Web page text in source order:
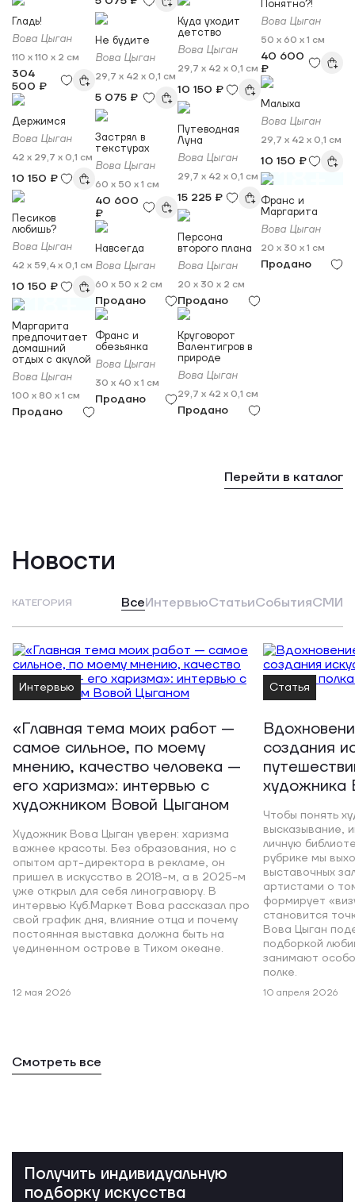
Гладь!
Вова Цыган
110 x 110 x 2 см
304
500 ₽
Держимся
Вова Цыган
42 x 29,7 x 0,1 см
10 150 ₽
Песиков
любишь?
Вова Цыган
42 x 59,4 x 0,1 см
10 150 ₽
18+
Маргарита
предпочитает
домашний
отдых с акулой
Вова Цыган
100 x 80 x 1 см
Продано
Не будите
Вова Цыган
29,7 x 42 x 0,1 см
5 075 ₽
Застрял в
текстурах
Вова Цыган
60 x 50 x 1 см
40 600
₽
Навсегда
Вова Цыган
60 x 50 x 2 см
Продано
Франс и
обезьянка
Вова Цыган
30 x 40 x 1 см
Продано
Куда уходит
детство
Вова Цыган
29,7 x 42 x 0,1 см
10 150 ₽
Путеводная
Луна
Вова Цыган
29,7 x 42 x 0,1 см
15 225 ₽
Персона
второго плана
Вова Цыган
20 x 30 x 2 см
Продано
Круговорот
Валентигров в
природе
Вова Цыган
29,7 x 42 x 0,1 см
Продано
Понятно?!
Вова Цыган
50 x 60 x 1 см
40 600
₽
Малыха
Вова Цыган
29,7 x 42 x 0,1 см
10 150 ₽
18+
Франс и
Маргарита
Вова Цыган
20 x 30 x 1 см
Продано
Перейти в каталог
Новости
КАТЕГОРИЯ ВсеИнтервьюСтатьиСобытияСМИ
Интервью
«Главная тема моих работ —
самое сильное, по моему
мнению, качество человека —
его харизма»: интервью с
художником Вовой Цыганом
Художник Вова Цыган уверен: харизма
важнее красоты. Без образования, но с
опытом арт-директора в рекламе, он
пришел в искусство в 2018-м, а в 2025-м
уже открыл для себя линогравюру. В
интервью Куб.Маркет Вова рассказал про
свой график дня, влияние отца и почему
постоянная выставка должна быть на
уединенном острове в Тихом океане.
12 мая 2026
Статья
создания
художника
Чтобы понять
высказывание,
личную
рубрике мы
выставочных
артистами о
формирует
становится
Вова Цыган
подборкой
занимают
полке.
10 апреля 2026
Смотреть все
Получить индивидуальную
подборку искусства